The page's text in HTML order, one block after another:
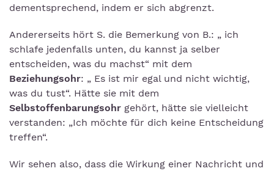
dementsprechend, indem er sich abgrenzt.
Andererseits hört S. die Bemerkung von B.: „ ich
schlafe jedenfalls unten, du kannst ja selber
entscheiden, was du machst“ mit dem
Beziehungsohr: „ Es ist mir egal und nicht wichtig,
was du tust“. Hätte sie mit dem
Selbstoffenbarungsohr gehört, hätte sie vielleicht
verstanden: „Ich möchte für dich keine Entscheidung
treffen“.
Wir sehen also, dass die Wirkung einer Nachricht und